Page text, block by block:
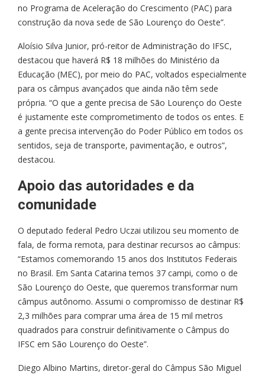
no Programa de Aceleração do Crescimento (PAC) para
construção da nova sede de São Lourenço do Oeste”.
Aloísio Silva Junior, pró-reitor de Administração do IFSC,
destacou que haverá R$ 18 milhões do Ministério da
Educação (MEC), por meio do PAC, voltados especialmente
para os câmpus avançados que ainda não têm sede
própria. “O que a gente precisa de São Lourenço do Oeste
é justamente este comprometimento de todos os entes. E
a gente precisa intervenção do Poder Público em todos os
sentidos, seja de transporte, pavimentação, e outros”,
destacou.
Apoio das autoridades e da
comunidade
O deputado federal Pedro Uczai utilizou seu momento de
fala, de forma remota, para destinar recursos ao câmpus:
“Estamos comemorando 15 anos dos Institutos Federais
no Brasil. Em Santa Catarina temos 37 campi, como o de
São Lourenço do Oeste, que queremos transformar num
câmpus autônomo. Assumi o compromisso de destinar R$
2,3 milhões para comprar uma área de 15 mil metros
quadrados para construir definitivamente o Câmpus do
IFSC em São Lourenço do Oeste”.
Diego Albino Martins, diretor-geral do Câmpus São Miguel